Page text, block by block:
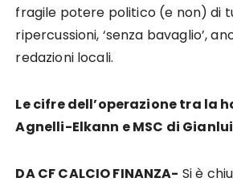
fragile potere politico (e non) di
ripercussioni, ‘senza bavaglio’,
redazioni locali.
Le cifre dell’operazione tra la
Agnelli-Elkann e MSC di
DA CF CALCIO FINANZA- Si è